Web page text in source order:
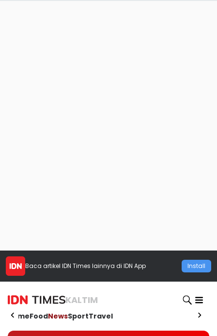
Baca artikel IDN Times lainnya di IDN App Install
KALTIM
HomeFoodNewsSportTravel